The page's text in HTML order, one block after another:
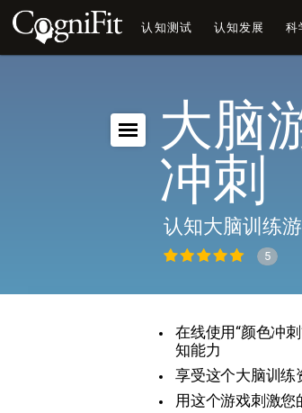
认知测试 认知发展 科
大脑
冲刺
认知大脑训练
5
在线使用“颜色冲
知能力
享受这个大脑训练
用这个游戏刺激您